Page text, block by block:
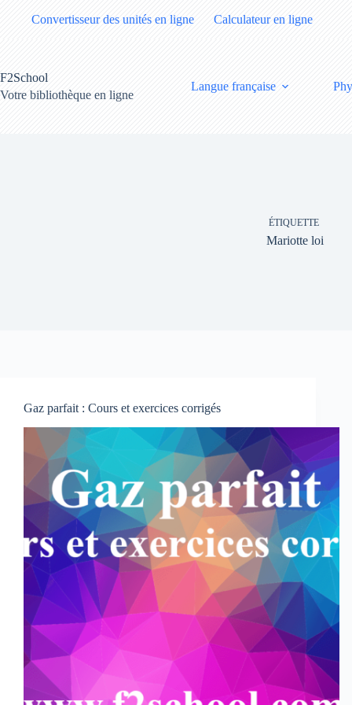
Convertisseur des unités en ligne Calculateur en ligne
F2School
Votre bibliothèque en ligne
Langue française
ÉTIQUETTE
Mariotte loi
Gaz parfait : Cours et exercices corrigés